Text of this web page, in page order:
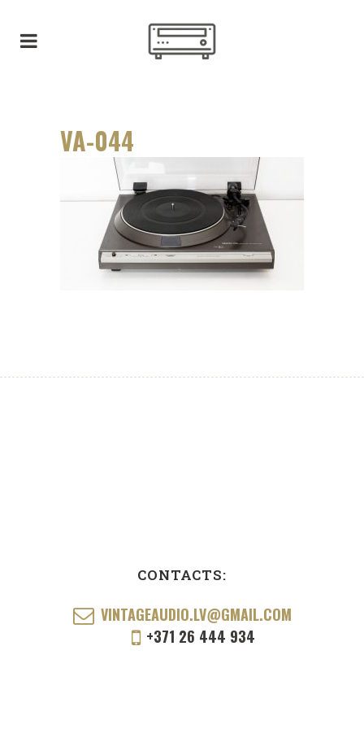
VA-044
CONTACTS:
VINTAGEAUDIO.LV@GMAIL.COM
+371 26 444 934